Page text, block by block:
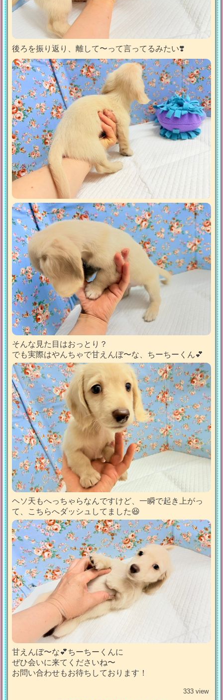
後ろを振り返り、離して〜って言ってるみたい❣️
そんな見た目はおっとり？
でも実際はやんちゃで甘えんぼ〜な、ちーちーくん💕
ヘソ天もへっちゃらなんですけど、一瞬で起き上がっ
て、こちらへダッシュしてました😆
甘えんぼ〜な💕ちーちーくんに
ぜひ会いに来てくださいね〜
お問い合わせもお待ちしております！
333 view